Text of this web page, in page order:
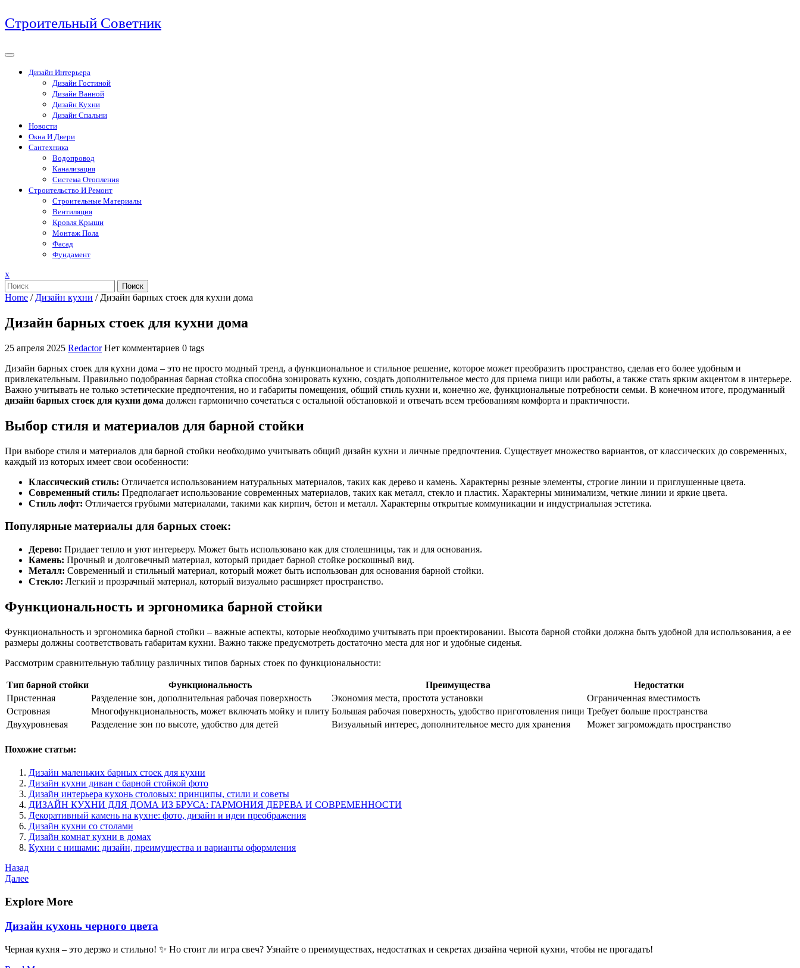
Перейти
к
Строительный Советник
Дизайн Интерьера
Дизайн Гостиной
Дизайн Ванной
Дизайн Кухни
Дизайн Спальни
Новости
Окна И Двери
Сантехника
Водопровод
Канализация
Система Отопления
Строительство И Ремонт
Строительные Материалы
Вентиляция
Кровля Крыши
Монтаж Пола
Фасад
Фундамент
xЗакрыть
меню
Поиск
Home / Дизайн кухни / Дизайн барных стоек для кухни дома
Дизайн барных стоек для кухни дома
25 апреля 2025 Redactor Нет комментариев 0 tags
Дизайн барных стоек для кухни дома – это не просто модный тренд, а функциональное и стильное решение, которое может преобразить пространство, сделав его более удобным и
привлекательным. Правильно подобранная барная стойка способна зонировать кухню, создать дополнительное место для приема пищи или работы, а также стать ярким акцентом в интерьере.
Важно учитывать не только эстетические предпочтения, но и габариты помещения, общий стиль кухни и, конечно же, функциональные потребности семьи. В конечном итоге, продуманный
дизайн барных стоек для кухни дома должен гармонично сочетаться с остальной обстановкой и отвечать всем требованиям комфорта и практичности.
Выбор стиля и материалов для барной стойки
При выборе стиля и материалов для барной стойки необходимо учитывать общий дизайн кухни и личные предпочтения. Существует множество вариантов, от классических до современных,
каждый из которых имеет свои особенности:
Классический стиль: Отличается использованием натуральных материалов, таких как дерево и камень. Характерны резные элементы, строгие линии и приглушенные цвета.
Современный стиль: Предполагает использование современных материалов, таких как металл, стекло и пластик. Характерны минимализм, четкие линии и яркие цвета.
Стиль лофт: Отличается грубыми материалами, такими как кирпич, бетон и металл. Характерны открытые коммуникации и индустриальная эстетика.
Популярные материалы для барных стоек:
Дерево: Придает тепло и уют интерьеру. Может быть использовано как для столешницы, так и для основания.
Камень: Прочный и долговечный материал, который придает барной стойке роскошный вид.
Металл: Современный и стильный материал, который может быть использован для основания барной стойки.
Стекло: Легкий и прозрачный материал, который визуально расширяет пространство.
Функциональность и эргономика барной стойки
Функциональность и эргономика барной стойки – важные аспекты, которые необходимо учитывать при проектировании. Высота барной стойки должна быть удобной для использования, а ее
размеры должны соответствовать габаритам кухни. Важно также предусмотреть достаточно места для ног и удобные сиденья.
Рассмотрим сравнительную таблицу различных типов барных стоек по функциональности:
Тип барной стойки Функциональность Преимущества
Недостатки
Пристенная
Разделение зон, дополнительная рабочая поверхность Экономия места, простота установки
Ограниченная вместимость
Островная
Многофункциональность, может включать мойку и плиту Большая рабочая поверхность, удобство приготовления пищи Требует больше пространства
Двухуровневая
Разделение зон по высоте, удобство для детей Визуальный интерес, дополнительное место для хранения Может загромождать пространство
Похожие статьи:
Дизайн маленьких барных стоек для кухни
Дизайн кухни диван с барной стойкой фото
Дизайн интерьера кухонь столовых: принципы, стили и советы
ДИЗАЙН КУХНИ ДЛЯ ДОМА ИЗ БРУСА: ГАРМОНИЯ ДЕРЕВА И СОВРЕМЕННОСТИ
Декоративный камень на кухне: фото, дизайн и идеи преображения
Дизайн кухни со столами
Дизайн комнат кухни в домах
Кухни с нишами: дизайн, преимущества и варианты оформления
Навигация
по
записям
Предыдущая
запись
Назад
Следующая
Далее
Explore More
Дизайн кухонь черного цвета
Черная кухня – это дерзко и стильно! ✨ Но стоит ли игра свеч? Узнайте о преимуществах, недостатках и секретах дизайна черной кухни, чтобы не прогадать!